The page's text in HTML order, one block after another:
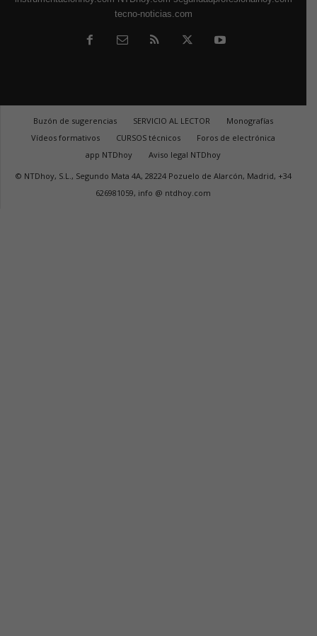
tecno-noticias.com
Buzón de sugerencias SERVICIO AL LECTOR
Monografías
Vídeos formativos
CURSOS técnicos
Foros de electrónica
app NTDhoy
Aviso legal NTDhoy
© NTDhoy, S.L., Segundo Mata 4A, 28224 Pozuelo de Alarcón, Madrid, +34
626981059, info @ ntdhoy.com